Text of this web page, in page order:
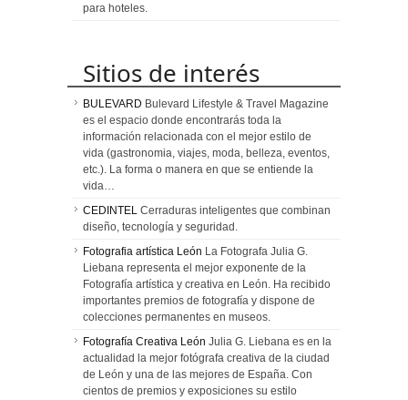
para hoteles.
Sitios de interés
BULEVARD Bulevard Lifestyle & Travel Magazine
es el espacio donde encontrarás toda la
información relacionada con el mejor estilo de
vida (gastronomia, viajes, moda, belleza, eventos,
etc.). La forma o manera en que se entiende la
vida…
CEDINTEL Cerraduras inteligentes que combinan
diseño, tecnología y seguridad.
Fotografia artística León La Fotografa Julia G.
Liebana representa el mejor exponente de la
Fotografía artística y creativa en León. Ha recibido
importantes premios de fotografía y dispone de
colecciones permanentes en museos.
Fotografía Creativa León Julia G. Liebana es en la
actualidad la mejor fotógrafa creativa de la ciudad
de León y una de las mejores de España. Con
cientos de premios y exposiciones su estilo